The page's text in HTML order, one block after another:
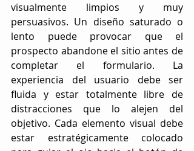
visualmente limpios y muy
persuasivos. Un diseño saturado o
lento puede provocar que el
prospecto abandone el sitio antes de
completar el formulario. La
experiencia del usuario debe ser
fluida y estar totalmente libre de
distracciones que lo alejen del
objetivo. Cada elemento visual debe
estar estratégicamente colocado